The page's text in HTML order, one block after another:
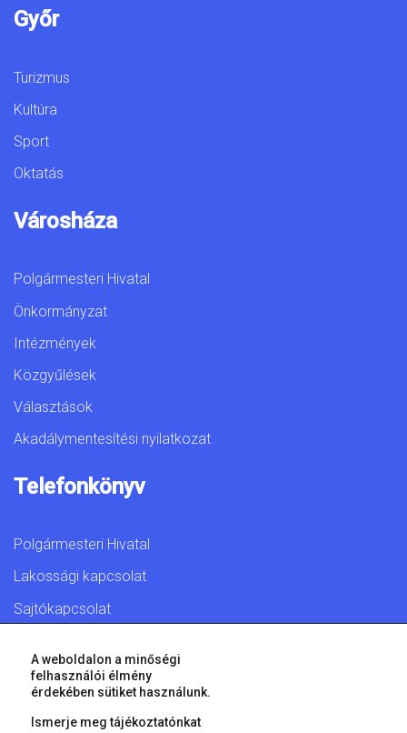
Győr
Turizmus
Kultúra
Sport
Oktatás
Városháza
Polgármesteri Hivatal
Önkormányzat
Intézmények
Közgyűlések
Választások
Akadálymentesítési nyilatkozat
Telefonkönyv
Polgármesteri Hivatal
Lakossági kapcsolat
Sajtókapcsolat
© 2026 Győr Megyei Jogú Város • Minden jog fenntartva!
A weboldalon a minőségi
felhasználói élmény
érdekében sütiket használunk.
Ismerje meg tájékoztatónkat